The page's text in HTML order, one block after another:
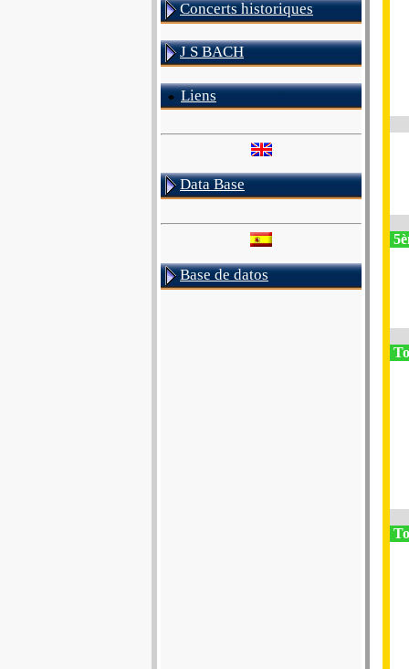
Concerts historiques
J S BACH
Liens
Data Base
Base de datos